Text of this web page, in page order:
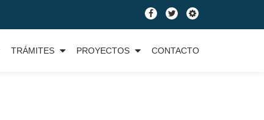
fa-
facebook
fa-
twitter
fa-
cog
TRÁMITES PROYECTOS CONTACTO